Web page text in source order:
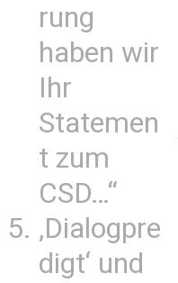
rung
haben wir
Ihr
Statemen
t zum
CSD…“
‚Dialogpre
digt‘ und